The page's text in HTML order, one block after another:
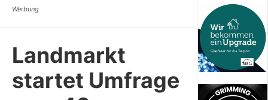
Landmarkt
startet Umfrage